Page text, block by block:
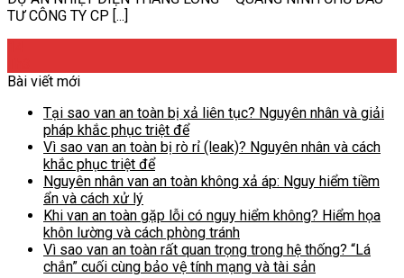
TƯ CÔNG TY CP [...]
Bài viết mới
Tại sao van an toàn bị xả liên tục? Nguyên nhân và giải
pháp khắc phục triệt để
Vì sao van an toàn bị rò rỉ (leak)? Nguyên nhân và cách
khắc phục triệt để
Nguyên nhân van an toàn không xả áp: Nguy hiểm tiềm
ẩn và cách xử lý
Khi van an toàn gặp lỗi có nguy hiểm không? Hiểm họa
khôn lường và cách phòng tránh
Vì sao van an toàn rất quan trọng trong hệ thống? “Lá
chắn” cuối cùng bảo vệ tính mạng và tài sản